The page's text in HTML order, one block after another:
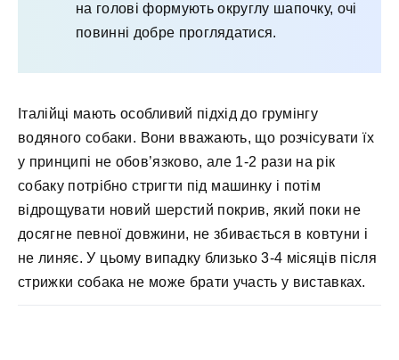
на голові формують округлу шапочку, очі
повинні добре проглядатися.
Італійці мають особливий підхід до грумінгу
водяного собаки. Вони вважають, що розчісувати їх
у принципі не обов’язково, але 1-2 рази на рік
собаку потрібно стригти під машинку і потім
відрощувати новий шерстий покрив, який поки не
досягне певної довжини, не збивається в ковтуни і
не линяє. У цьому випадку близько 3-4 місяців після
стрижки собака не може брати участь у виставках.